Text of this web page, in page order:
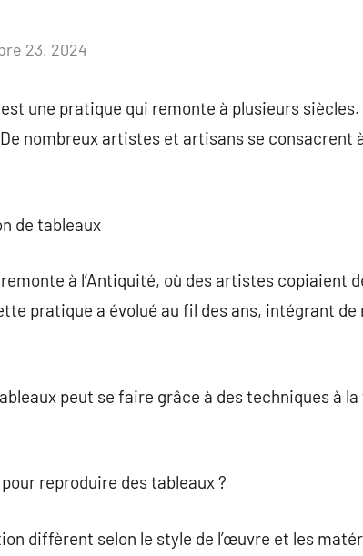
23, 2024
une pratique qui remonte à plusieurs
nombreux artistes et artisans se consacrent
de tableaux
à l’Antiquité, où des artistes copiaient
pratique a évolué au fil des ans, intégrant
peut se faire grâce à des techniques à
reproduire des tableaux ?
diffèrent selon le style de l’œuvre et les